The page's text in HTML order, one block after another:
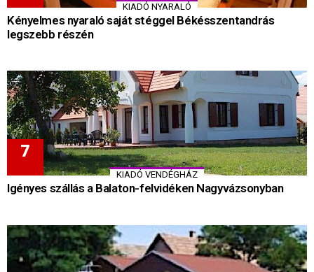
KIADÓ NYARALÓ
Kényelmes nyaraló saját stéggel Békésszentandrás
legszebb részén
KIADÓ VENDÉGHÁZ
Igényes szállás a Balaton-felvidéken Nagyvázsonyban